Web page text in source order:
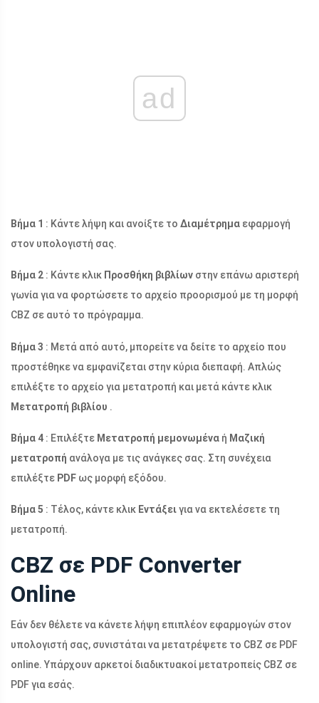
ad
Βήμα 1 : Κάντε λήψη και ανοίξτε το Διαμέτρημα εφαρμογή
στον υπολογιστή σας.
Βήμα 2 : Κάντε κλικ Προσθήκη βιβλίων στην επάνω αριστερή
γωνία για να φορτώσετε το αρχείο προορισμού με τη μορφή
CBZ σε αυτό το πρόγραμμα.
Βήμα 3 : Μετά από αυτό, μπορείτε να δείτε το αρχείο που
προστέθηκε να εμφανίζεται στην κύρια διεπαφή. Απλώς
επιλέξτε το αρχείο για μετατροπή και μετά κάντε κλικ
Μετατροπή βιβλίου .
Βήμα 4 : Επιλέξτε Μετατροπή μεμονωμένα ή Μαζική
μετατροπή ανάλογα με τις ανάγκες σας. Στη συνέχεια
επιλέξτε PDF ως μορφή εξόδου.
Βήμα 5 : Τέλος, κάντε κλικ Εντάξειγια να εκτελέσετε τη
μετατροπή.
CBZ σε PDF Converter
Online
Εάν δεν θέλετε να κάνετε λήψη επιπλέον εφαρμογών στον
υπολογιστή σας, συνιστάται να μετατρέψετε το CBZ σε PDF
online. Υπάρχουν αρκετοί διαδικτυακοί μετατροπείς CBZ σε
PDF για εσάς.